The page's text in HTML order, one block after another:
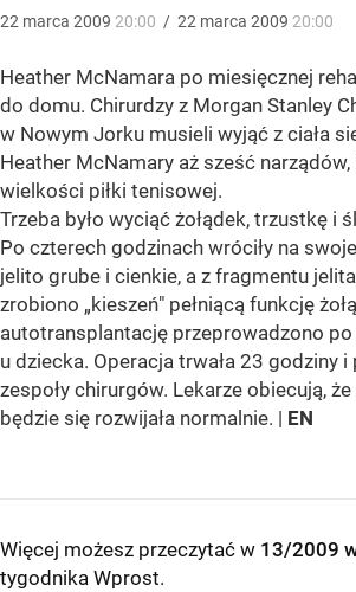
22 marca 2009 20:00 / 22 marca 2009 20:00
Heather McNamara po miesięcznej
do domu. Chirurdzy z Morgan Stanley
w Nowym Jorku musieli wyjąć z ciała
Heather McNamary aż sześć
wielkości piłki tenisowej.
Trzeba było wyciąć żołądek, trzustkę i
Po czterech godzinach wróciły na
jelito grube i cienkie, a z fragmentu
zrobiono „kieszeń" pełniącą funkcję
autotransplantację przeprowadzono
u dziecka. Operacja trwała 23 godziny i
zespoły chirurgów. Lekarze obiecują,
będzie się rozwijała normalnie. | EN
Więcej możesz przeczytać w 13/2009
tygodnika Wprost.